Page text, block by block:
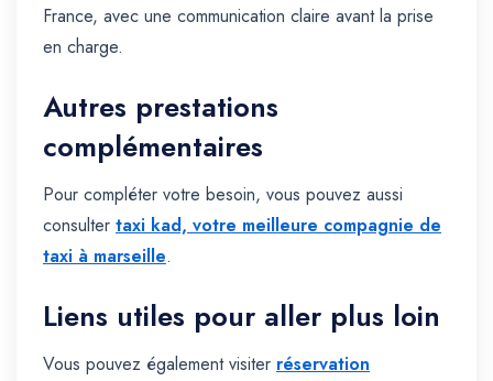
France, avec une communication claire avant la prise
en charge.
Autres prestations
complémentaires
Pour compléter votre besoin, vous pouvez aussi
consulter taxi kad, votre meilleure compagnie de
taxi à marseille.
Liens utiles pour aller plus loin
Vous pouvez également visiter réservation